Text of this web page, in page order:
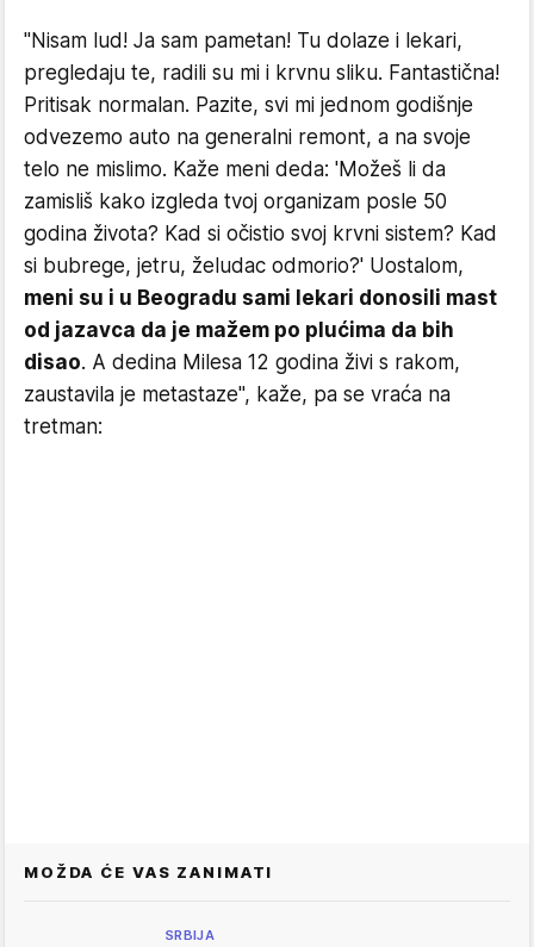
"Nisam lud! Ja sam pametan! Tu dolaze i lekari,
pregledaju te, radili su mi i krvnu sliku. Fantastična!
Pritisak normalan. Pazite, svi mi jednom godišnje
odvezemo auto na generalni remont, a na svoje
telo ne mislimo. Kaže meni deda: 'Možeš li da
zamisliš kako izgleda tvoj organizam posle 50
godina života? Kad si očistio svoj krvni sistem? Kad
si bubrege, jetru, želudac odmorio?' Uostalom,
meni su i u Beogradu sami lekari donosili mast
od jazavca da je mažem po plućima da bih
disao. A dedina Milesa 12 godina živi s rakom,
zaustavila je metastaze", kaže, pa se vraća na
tretman:
MOŽDA ĆE VAS ZANIMATI
SRBIJA